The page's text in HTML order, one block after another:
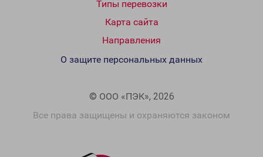
Типы перевозки
Карта сайта
Направления
© ООО «ПЭК», 2026
Все права защищены и охраняются законом
О защите персональных данных